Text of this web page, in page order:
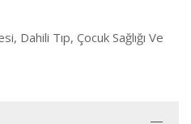
Dahili Tıp, Çocuk Sağlığı Ve